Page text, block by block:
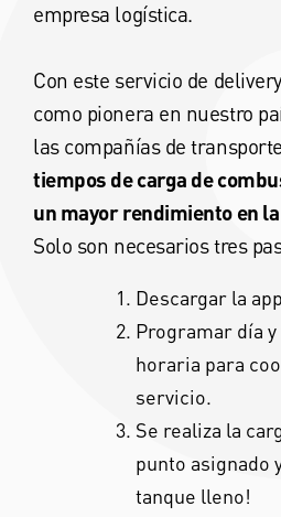
empresa logística.
Con este servicio de
como pionera en nuestro
las compañías de
tiempos de carga de
un mayor rendimiento en
Solo son necesarios tres
Descargar la
Programar día
horaria para
servicio.
Se realiza la
punto asignado
tanque lleno!